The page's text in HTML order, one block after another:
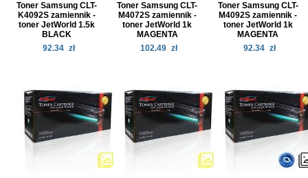
Toner Samsung CLT-
K4092S zamiennik -
toner JetWorld 1.5k
BLACK
92.34 zł
Toner Samsung CLT-
M4072S zamiennik -
toner JetWorld 1k
MAGENTA
102.49 zł
Toner Samsung CLT-
M4092S zamiennik -
toner JetWorld 1k
MAGENTA
92.34 zł